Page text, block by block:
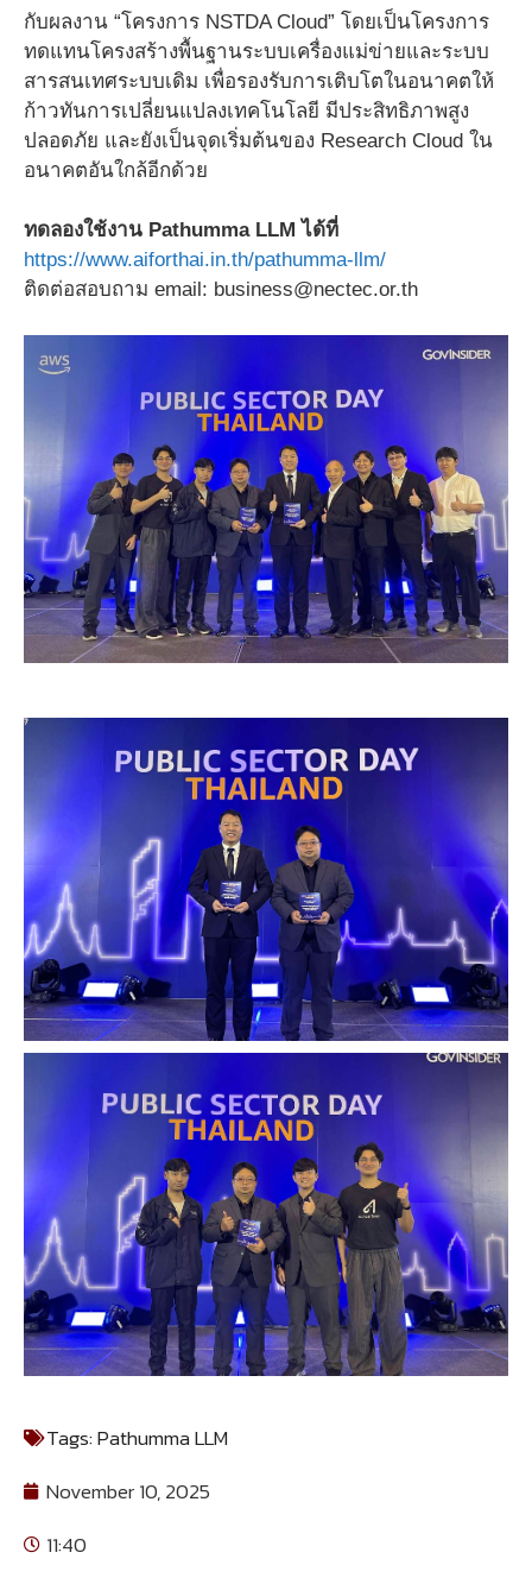
กับผลงาน “โครงการ NSTDA Cloud” โดยเป็นโครงการ
ทดแทนโครงสร้างพื้นฐานระบบเครื่องแม่ข่ายและระบบ
สารสนเทศระบบเดิม เพื่อรองรับการเติบโตในอนาคตให้
ก้าวทันการเปลี่ยนแปลงเทคโนโลยี มีประสิทธิภาพสูง
ปลอดภัย และยังเป็นจุดเริ่มต้นของ Research Cloud ใน
อนาคตอันใกล้อีกด้วย
ทดลองใช้งาน Pathumma LLM ได้ที่
https://www.aiforthai.in.th/pathumma-llm/
ติดต่อสอบถาม email: business@nectec.or.th
Tags:Pathumma LLM
November 10, 2025
11:40